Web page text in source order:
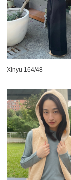
Xinyu 164/48